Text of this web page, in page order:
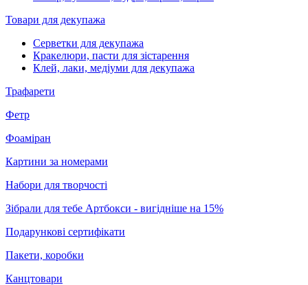
Товари для декупажа
Серветки для декупажа
Кракелюри, пасти для зістарення
Клей, лаки, медіуми для декупажа
Трафарети
Фетр
Фоаміран
Картини за номерами
Набори для творчості
Зібрали для тебе Артбокси - вигідніше на 15%
Подарункові сертифікати
Пакети, коробки
Канцтовари